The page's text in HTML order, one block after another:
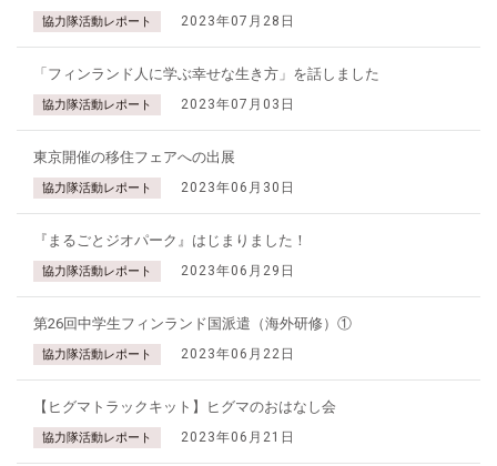
協力隊活動レポート 2023年07月28日
「フィンランド人に学ぶ幸せな生き方」を話しました
協力隊活動レポート 2023年07月03日
東京開催の移住フェアへの出展
協力隊活動レポート 2023年06月30日
『まるごとジオパーク』はじまりました！
協力隊活動レポート 2023年06月29日
第26回中学生フィンランド国派遣（海外研修）①
協力隊活動レポート 2023年06月22日
【ヒグマトラックキット】ヒグマのおはなし会
協力隊活動レポート 2023年06月21日